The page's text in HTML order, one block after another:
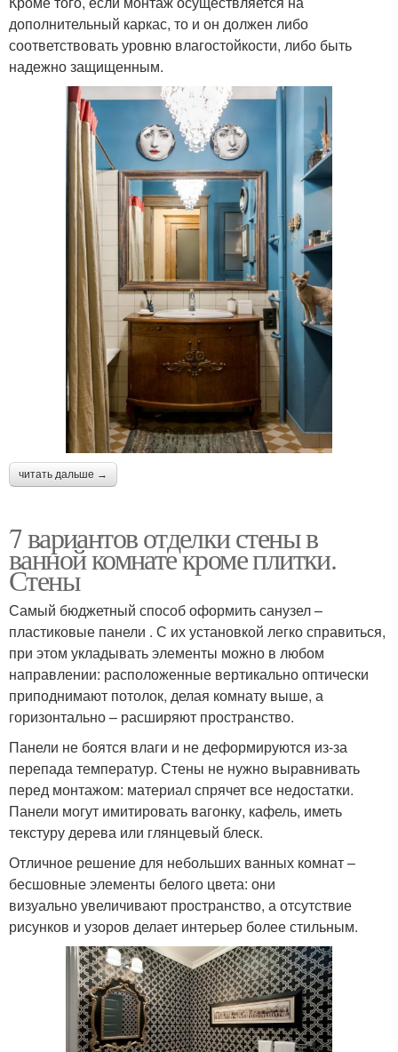
дополнительный каркас, то и он должен либо
соответствовать уровню влагостойкости, либо быть
надежно защищенным.
читать дальше →
7 вариантов отделки стены в
ванной комнате кроме плитки.
Стены
Самый бюджетный способ оформить санузел –
пластиковые панели . С их установкой легко справиться,
при этом укладывать элементы можно в любом
направлении: расположенные вертикально оптически
приподнимают потолок, делая комнату выше, а
горизонтально – расширяют пространство.
Панели не боятся влаги и не деформируются из-за
перепада температур. Стены не нужно выравнивать
перед монтажом: материал спрячет все недостатки.
Панели могут имитировать вагонку, кафель, иметь
текстуру дерева или глянцевый блеск.
Отличное решение для небольших ванных комнат –
бесшовные элементы белого цвета: они
визуально увеличивают пространство, а отсутствие
рисунков и узоров делает интерьер более стильным.